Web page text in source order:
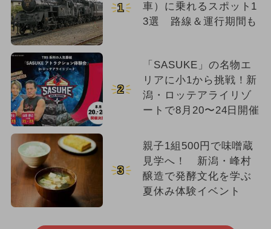
1
車）に乗れるスポット1
3選 路線＆運行期間も
2
「SASUKE」の名物エ
リアに小1から挑戦！新
潟・ロッテアライリゾ
ートで8月20〜24日開催
3
親子1組500円で味噌蔵
見学へ！ 新潟・峰村
醸造で発酵文化を学ぶ
夏休み体験イベント